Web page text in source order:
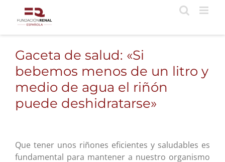
contenido
Gaceta de salud: «Si
bebemos menos de un litro y
medio de agua el riñón
puede deshidratarse»
Que tener unos riñones eficientes y saludables es
fundamental para mantener a nuestro organismo